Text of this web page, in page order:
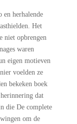
herhalende
Het
niet opbrengen
waren
eigen motieven
voelden ze
bekeken boek
dat
die De complete
om de